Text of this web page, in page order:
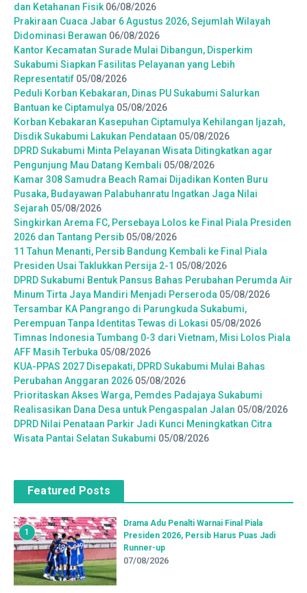
dan Ketahanan Fisik 06/08/2026
Prakiraan Cuaca Jabar 6 Agustus 2026, Sejumlah Wilayah
Didominasi Berawan 06/08/2026
Kantor Kecamatan Surade Mulai Dibangun, Disperkim
Sukabumi Siapkan Fasilitas Pelayanan yang Lebih
Representatif 05/08/2026
Peduli Korban Kebakaran, Dinas PU Sukabumi Salurkan
Bantuan ke Ciptamulya 05/08/2026
Korban Kebakaran Kasepuhan Ciptamulya Kehilangan Ijazah,
Disdik Sukabumi Lakukan Pendataan 05/08/2026
DPRD Sukabumi Minta Pelayanan Wisata Ditingkatkan agar
Pengunjung Mau Datang Kembali 05/08/2026
Kamar 308 Samudra Beach Ramai Dijadikan Konten Buru
Pusaka, Budayawan Palabuhanratu Ingatkan Jaga Nilai
Sejarah 05/08/2026
Singkirkan Arema FC, Persebaya Lolos ke Final Piala Presiden
2026 dan Tantang Persib 05/08/2026
11 Tahun Menanti, Persib Bandung Kembali ke Final Piala
Presiden Usai Taklukkan Persija 2-1 05/08/2026
DPRD Sukabumi Bentuk Pansus Bahas Perubahan Perumda Air
Minum Tirta Jaya Mandiri Menjadi Perseroda 05/08/2026
Tersambar KA Pangrango di Parungkuda Sukabumi,
Perempuan Tanpa Identitas Tewas di Lokasi 05/08/2026
Timnas Indonesia Tumbang 0-3 dari Vietnam, Misi Lolos Piala
AFF Masih Terbuka 05/08/2026
KUA-PPAS 2027 Disepakati, DPRD Sukabumi Mulai Bahas
Perubahan Anggaran 2026 05/08/2026
Prioritaskan Akses Warga, Pemdes Padajaya Sukabumi
Realisasikan Dana Desa untuk Pengaspalan Jalan 05/08/2026
DPRD Nilai Penataan Parkir Jadi Kunci Meningkatkan Citra
Wisata Pantai Selatan Sukabumi 05/08/2026
Featured Posts
1
Drama Adu Penalti Warnai Final Piala
Presiden 2026, Persib Harus Puas Jadi
Runner-up
07/08/2026